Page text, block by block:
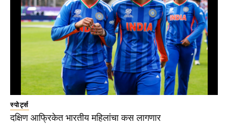
स्पोर्ट्स
दक्षिण आफ्रिकेत भारतीय महिलांचा कस लागणार